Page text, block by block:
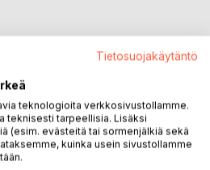
Tietosuojakäytäntö
teknologioita verkkosivustollamme.
teknisesti tarpeellisia. Lisäksi
(esim. evästeitä tai sormenjälkiä sekä
kuinka usein sivustollamme